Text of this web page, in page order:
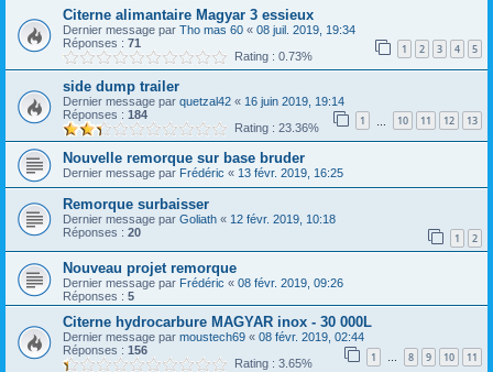
Citerne alimantaire Magyar 3 essieux
Dernier message par Tho mas 60 « 08 juil. 2019, 19:34
Réponses : 71 1 2 3 4 5
Rating : 0.73%
side dump trailer
Dernier message par quetzal42 « 16 juin 2019, 19:14
Réponses : 184 1 10 11 12 13
Rating : 23.36%
Nouvelle remorque sur base bruder
Dernier message par Frédéric « 13 févr. 2019, 16:25
Remorque surbaisser
Dernier message par Goliath « 12 févr. 2019, 10:18
Réponses : 20 1 2
Nouveau projet remorque
Dernier message par Frédéric « 08 févr. 2019, 09:26
Réponses : 5
Citerne hydrocarbure MAGYAR inox - 30 000L
Dernier message par moustech69 « 08 févr. 2019, 02:44
Réponses : 156 1 … 8 9 10 11
Rating : 3.65%